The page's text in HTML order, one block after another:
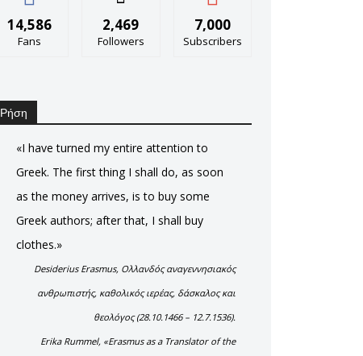
14,586
Fans
2,469
Followers
7,000
Subscribers
Ρήση
«I have turned my entire attention to
Greek. The first thing I shall do, as soon
as the money arrives, is to buy some
Greek authors; after that, I shall buy
clothes.»
Desiderius Erasmus, Ολλανδός αναγεννησιακός
ανθρωπιστής, καθολικός ιερέας, δάσκαλος και
θεολόγος (28.10.1466 – 12.7.1536).
Erika Rummel, «Erasmus as a Translator of the